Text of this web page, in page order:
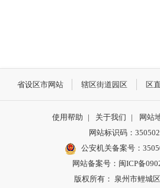
省设区市网站 辖区街道园区 区
使用帮助 | 关于我们 | 网站
网站标识码：
公安机关备案号：
网站备案号：闽ICP备
版权所有： 泉州市鲤城